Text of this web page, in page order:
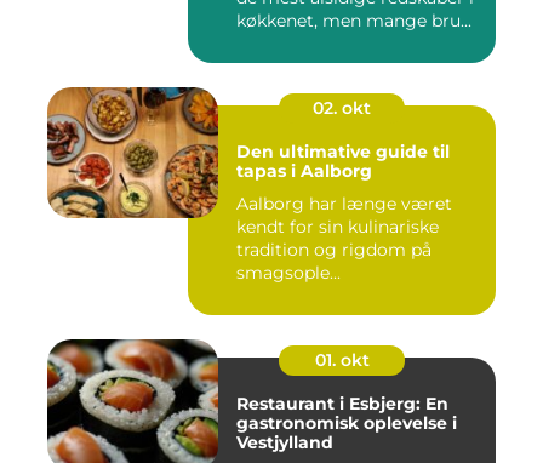
køkkenet, men mange bru...
02. okt
Den ultimative guide til
tapas i Aalborg
Aalborg har længe været
kendt for sin kulinariske
tradition og rigdom på
smagsople...
01. okt
Restaurant i Esbjerg: En
gastronomisk oplevelse i
Vestjylland